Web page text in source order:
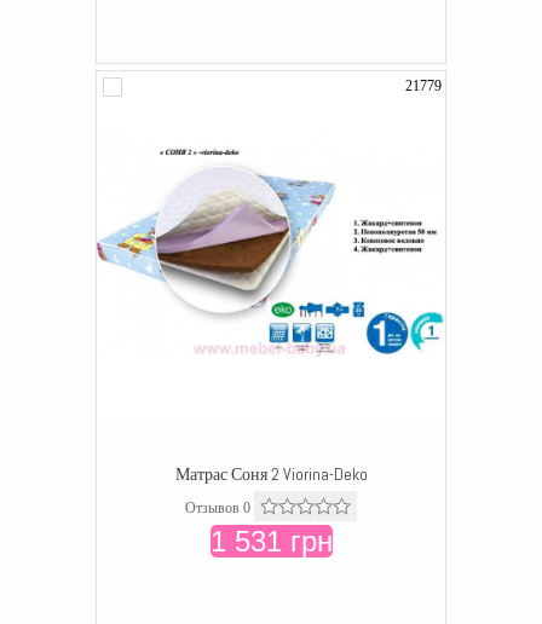
21779
Матрас Соня 2 Viorina-Deko
Отзывов 0
1 531 грн